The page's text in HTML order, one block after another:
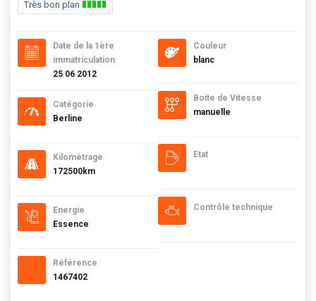
Très bon plan
Date de la 1ère
immatriculation
25 06 2012
Catégorie
Berline
Kilométrage
172500km
Energie
Essence
Référence
1467402
Couleur
blanc
Boite de Vitesse
manuelle
Etat
Contrôle technique